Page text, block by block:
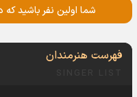
شما اولین نفر باشید
فهرست هنرمندان